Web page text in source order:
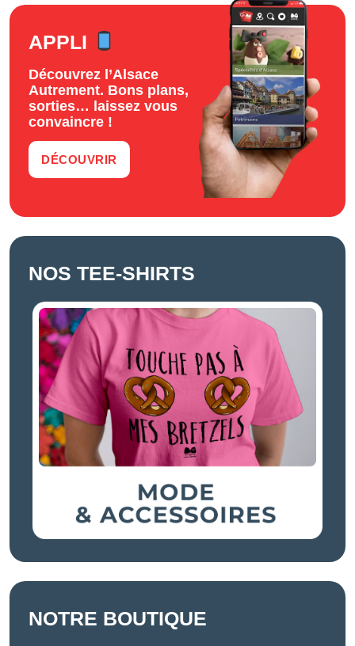
APPLI
Découvrez l’Alsace
Autrement. Bons plans,
sorties… laissez vous
convaincre !
DÉCOUVRIR
NOS TEE-SHIRTS
NOTRE BOUTIQUE